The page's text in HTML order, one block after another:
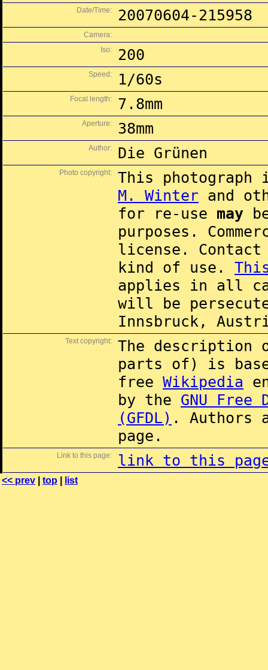
Date/Time: 20070604-215958
Camera:
Iso:
200
Speed: 1/60s
Focal length: 7.8mm
Aperture: 38mm
Author: Die Grünen
Photo copyright:
This
M. Winter and
for re-use may
purposes.
license.
kind of use.
applies in all
will be
Innsbruck,
Text copyright:
The description
parts of) is
free Wikipedia
by the GNU Free
(GFDL) . Authors
page.
Link to this page: link to this
<< prev top list